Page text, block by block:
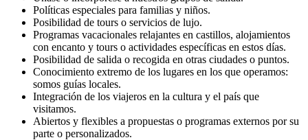
Políticas especiales para familias y niños.
Posibilidad de tours o servicios de lujo.
Programas vacacionales relajantes en castillos, alojamientos
con encanto y tours o actividades específicas en estos días.
Posibilidad de salida o recogida en otras ciudades o puntos.
Conocimiento extremo de los lugares en los que operamos:
somos guías locales.
Integración de los viajeros en la cultura y el país que
visitamos.
Abiertos y flexibles a propuestas o programas externos por su
parte o personalizados.